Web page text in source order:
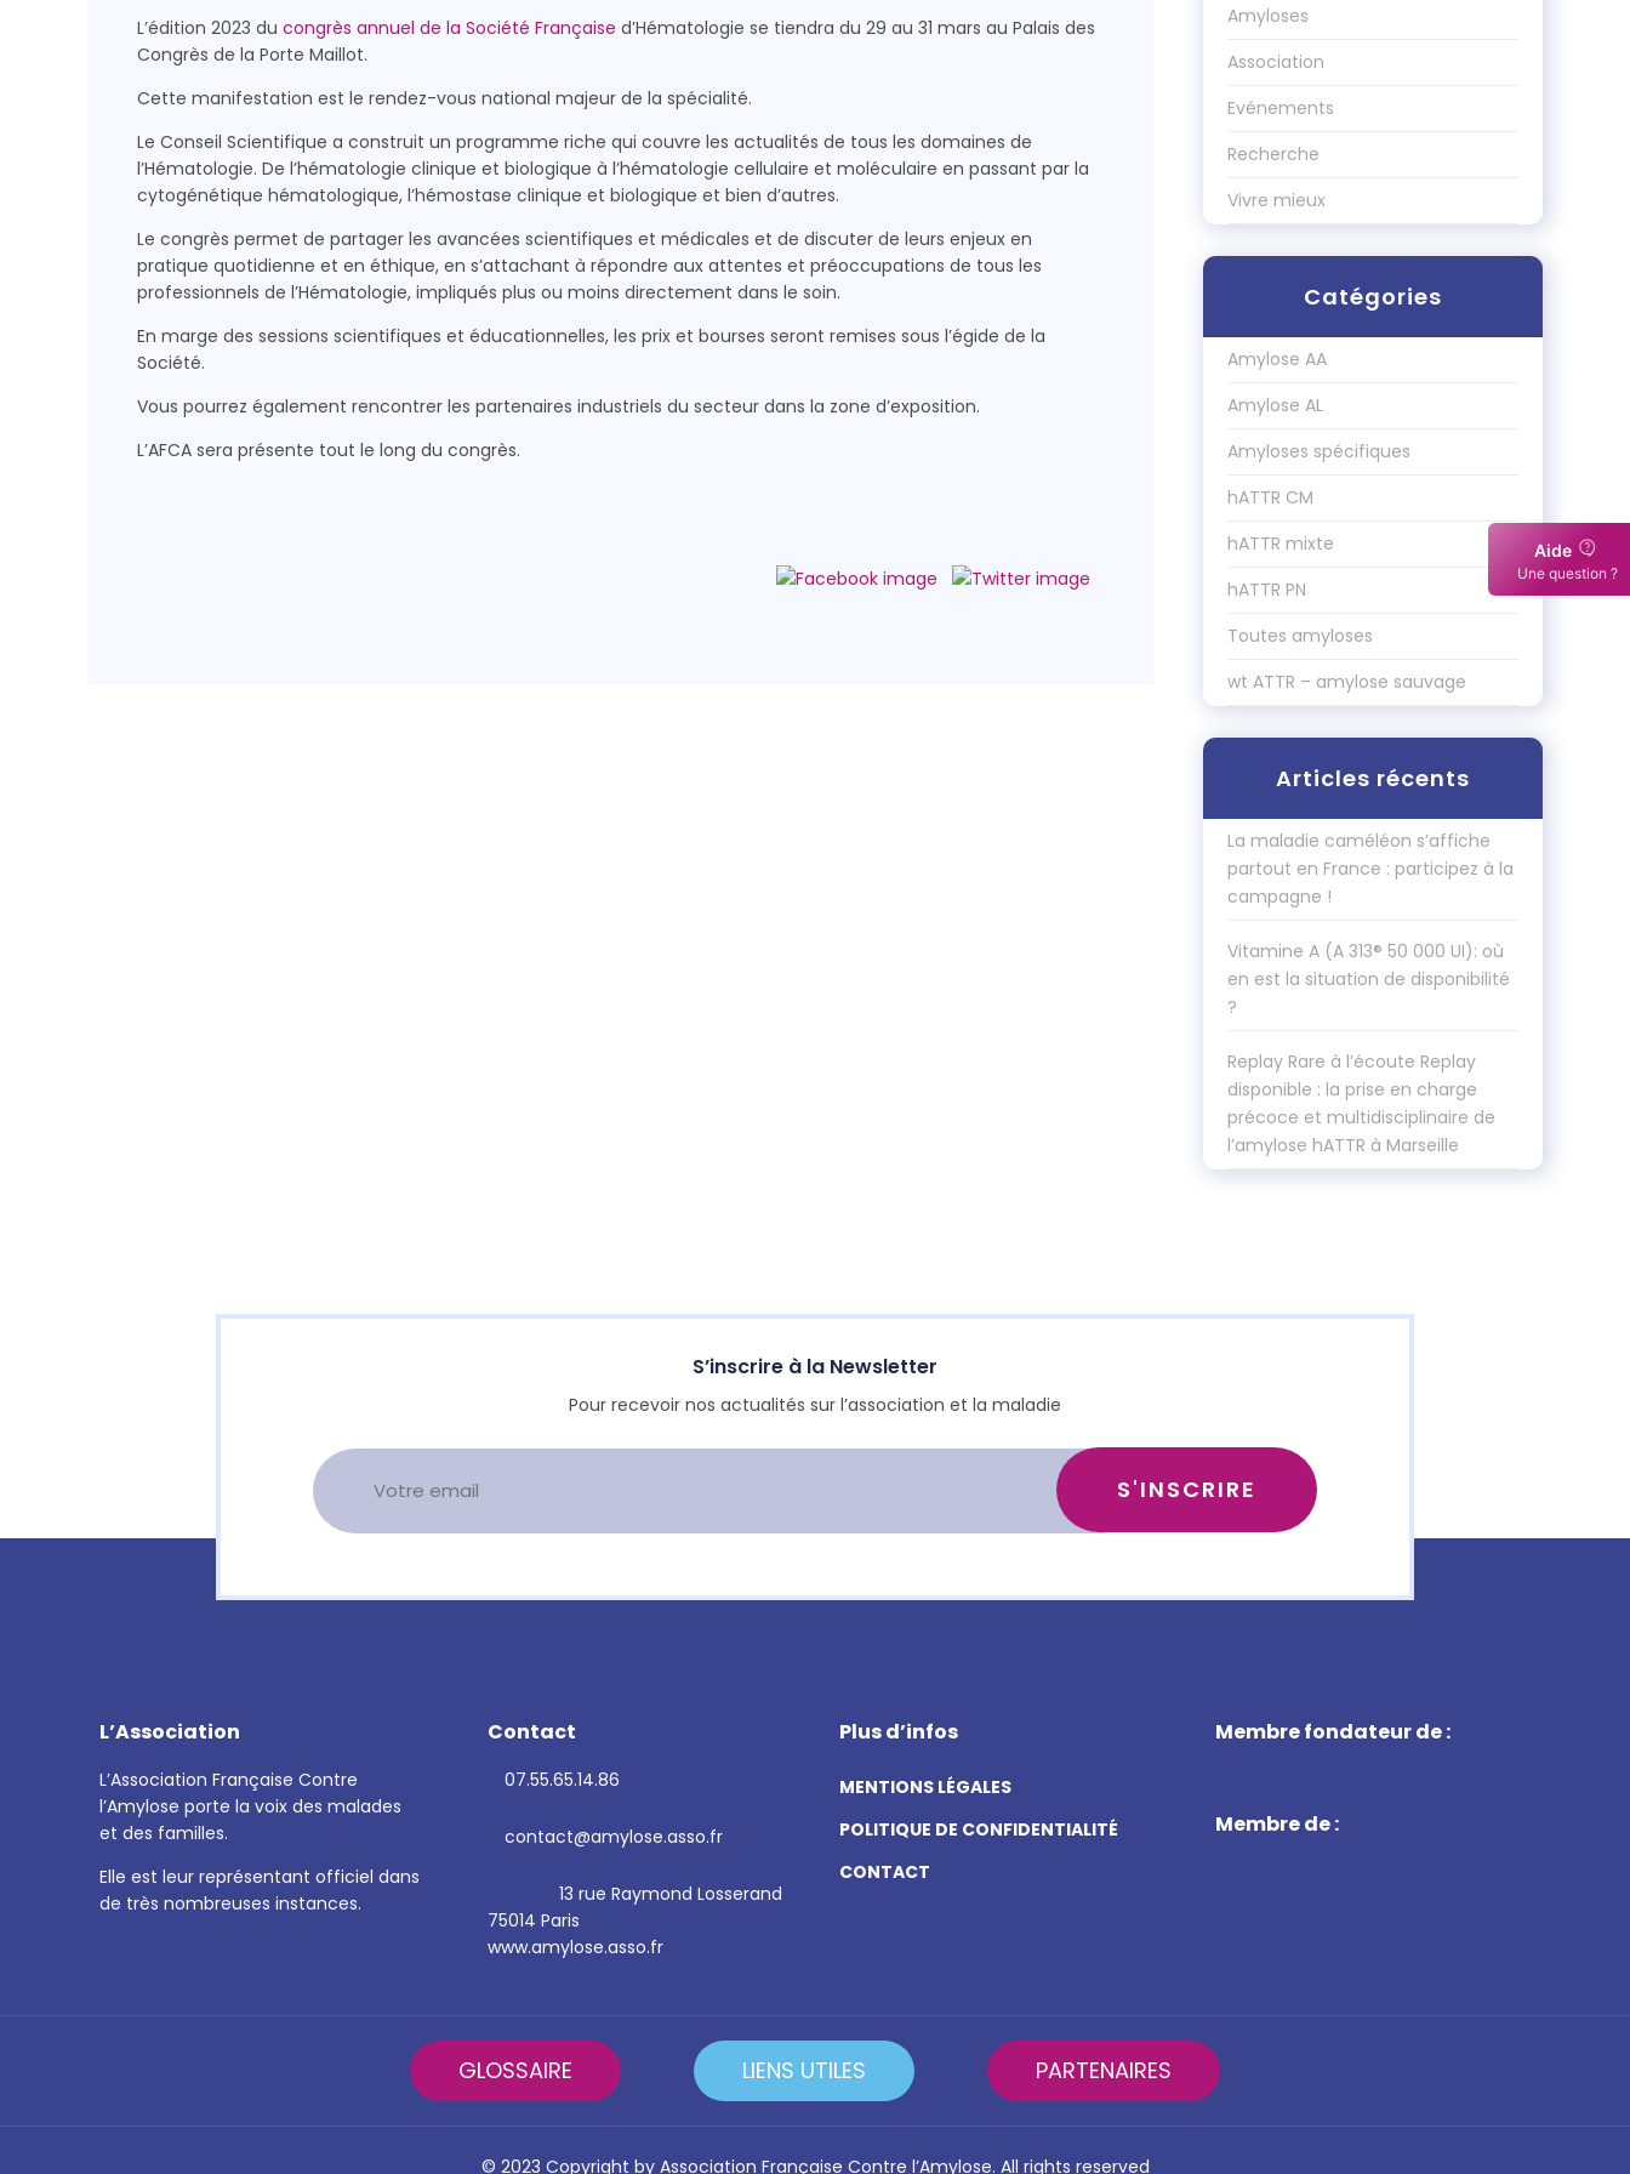
L’édition 2023 du congrès annuel de la Société Française d’Hématologie se tiendra du 29 au 31 mars au Palais des
Congrès de la Porte Maillot.
Cette manifestation est le rendez-vous national majeur de la spécialité.
Le Conseil Scientifique a construit un programme riche qui couvre les actualités de tous les domaines de
l’Hématologie. De l’hématologie clinique et biologique à l’hématologie cellulaire et moléculaire en passant par la
cytogénétique hématologique, l’hémostase clinique et biologique et bien d’autres.
Le congrès permet de partager les avancées scientifiques et médicales et de discuter de leurs enjeux en
pratique quotidienne et en éthique, en s’attachant à répondre aux attentes et préoccupations de tous les
professionnels de l’Hématologie, impliqués plus ou moins directement dans le soin.
En marge des sessions scientifiques et éducationnelles, les prix et bourses seront remises sous l’égide de la
Société.
Vous pourrez également rencontrer les partenaires industriels du secteur dans la zone d’exposition.
L’AFCA sera présente tout le long du congrès.
Amyloses
Association
Evénements
Recherche
Vivre mieux
Catégories
Amylose AA
Amylose AL
Amyloses spécifiques
hATTR CM
hATTR mixte
hATTR PN
Toutes amyloses
wt ATTR – amylose sauvage
Articles récents
La maladie caméléon s’affiche
partout en France : participez à la
campagne !
Vitamine A (A 313® 50 000 UI): où
en est la situation de disponibilité
?
Replay Rare à l’écoute Replay
disponible : la prise en charge
précoce et multidisciplinaire de
l’amylose hATTR à Marseille
S’inscrire à la Newsletter
Pour recevoir nos actualités sur l’association et la maladie
L’Association
L’Association Française Contre
l’Amylose porte la voix des malades
et des familles.
Elle est leur représentant officiel dans
de très nombreuses instances.
Contact
07.55.65.14.86
contact@amylose.asso.fr
13 rue Raymond Losserand
75014 Paris
www.amylose.asso.fr
Plus d’infos
MENTIONS LÉGALES
POLITIQUE DE CONFIDENTIALITÉ
CONTACT
Membre fondateur de :
Membre de :
GLOSSAIRE LIENS UTILES PARTENAIRES
© 2023 Copyright by Association Française Contre l’Amylose. All rights reserved
Aide
Une question ?